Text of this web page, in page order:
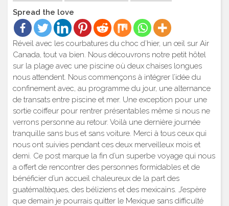
Spread the love
Réveil avec les courbatures du choc d’hier, un œil sur Air
Canada, tout va bien. Nous découvrons notre petit hôtel
sur la plage avec une piscine où deux chaises longues
nous attendent. Nous commençons à intégrer l’idée du
confinement avec, au programme du jour, une alternance
de transats entre piscine et mer. Une exception pour une
sortie coiffeur pour rentrer présentables même si nous ne
verrons personne au retour. Voilà une dernière journée
tranquille sans bus et sans voiture. Merci à tous ceux qui
nous ont suivies pendant ces deux merveilleux mois et
demi. Ce post marque la fin d’un superbe voyage qui nous
a offert de rencontrer des personnes formidables et de
bénéficier d’un accueil chaleureux de la part des
guatémaltèques, des béliziens et des mexicains. J’espère
que demain je pourrais quitter le Mexique sans difficulté